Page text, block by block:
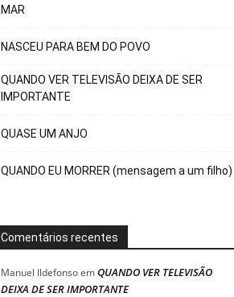
MAR
NASCEU PARA BEM DO POVO
QUANDO VER TELEVISÃO DEIXA DE SER
IMPORTANTE
QUASE UM ANJO
QUANDO EU MORRER (mensagem a um filho)
Comentários recentes
Manuel IldefonsoemQUANDO VER TELEVISÃO
DEIXA DE SER IMPORTANTE